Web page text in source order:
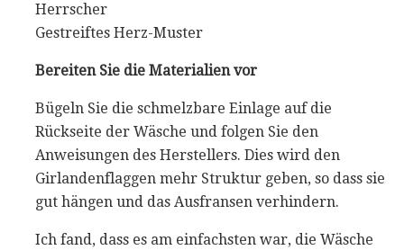
Herrscher
Gestreiftes Herz-Muster
Bereiten Sie die Materialien vor
Bügeln Sie die schmelzbare Einlage auf die
Rückseite der Wäsche und folgen Sie den
Anweisungen des Herstellers. Dies wird den
Girlandenflaggen mehr Struktur geben, so dass sie
gut hängen und das Ausfransen verhindern.
Ich fand, dass es am einfachsten war, die Wäsche